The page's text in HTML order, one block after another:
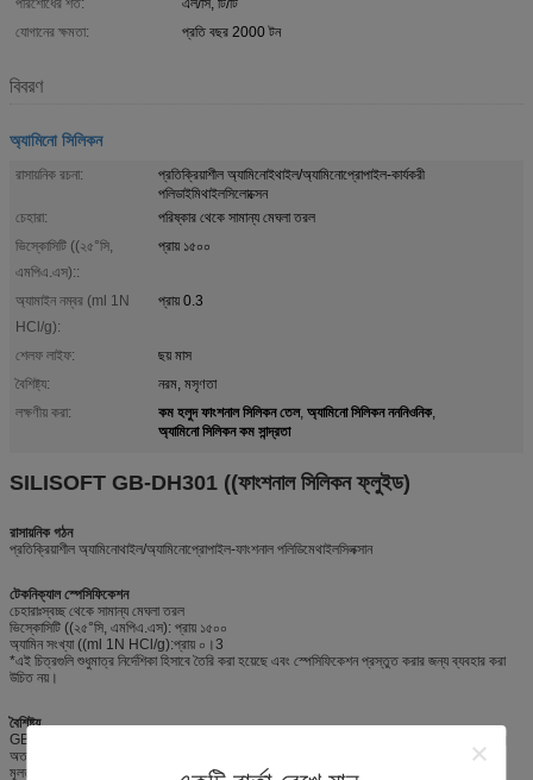
পরিশোধের শর্ত:
এল/সি, টি/টি
যোগানের ক্ষমতা:
প্রতি বছর 2000 টন
বিবরণ
অ্যামিনো সিলিকন
রাসায়নিক রচনা:
প্রতিক্রিয়াশীল অ্যামিনোইথাইল/অ্যামিনোপ্রোপাইল-কার্যকরী
পলিডাইমিথাইলসিলোক্সেন
চেহারা:
পরিষ্কার থেকে সামান্য মেঘলা তরল
ভিস্কোসিটি ((২৫°সি,
এমপিএ.এস)::
প্রায় ১৫০০
অ্যামাইন নম্বর (ml 1N
HCl/g):
প্রায় 0.3
শেলফ লাইফ:
ছয় মাস
বৈশিষ্ট্য:
নরম, মসৃণতা
লক্ষণীয় করা:
কম হলুদ ফাংশনাল সিলিকন তেল, অ্যামিনো সিলিকন নননিওনিক,
অ্যামিনো সিলিকন কম সান্দ্রতা
SILISOFT GB-DH301 ((ফাংশনাল সিলিকন ফ্লুইড)
রাসায়নিক গঠন
প্রতিক্রিয়াশীল অ্যামিনোথাইল/অ্যামিনোপ্রোপাইল-ফাংশনাল পলিডিমেথাইলসিলক্সান
টেকনিক্যাল স্পেসিফিকেশন
চেহারাঃস্বচ্ছ থেকে সামান্য মেঘলা তরল
ভিস্কোসিটি ((২৫°সি, এমপিএ.এস): প্রায় ১৫০০
অ্যামিন সংখ্যা ((ml 1N HCl/g):প্রায় ০।3
*এই চিত্রগুলি শুধুমাত্র নির্দেশিকা হিসাবে তৈরি করা হয়েছে এবং স্পেসিফিকেশন প্রস্তুত করার জন্য ব্যবহার করা
উচিত নয়।
বৈশিষ্ট্য
GB-DH301 দ্রবণ বা এমলশন দ্বারা প্রয়োগ করা যেতে পারে। বেশিরভাগ টেক্সটাইল প্রক্রিয়া জল ভিত্তিক।
অতএব এটি
মূলত এমলশন থেকে প্রয়োগ করা হয়।